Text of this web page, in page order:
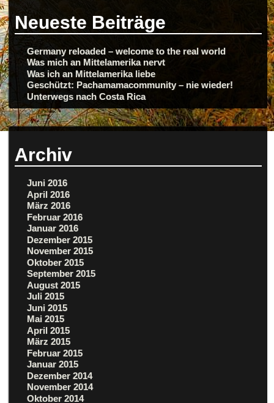
Neueste Beiträge
Germany reloaded – welcome to the real world
Was mich an Mittelamerika nervt
Was ich an Mittelamerika liebe
Geschützt: Pachamamacommunity – nie wieder!
Unterwegs nach Costa Rica
Archiv
Juni 2016
April 2016
März 2016
Februar 2016
Januar 2016
Dezember 2015
November 2015
Oktober 2015
September 2015
August 2015
Juli 2015
Juni 2015
Mai 2015
April 2015
März 2015
Februar 2015
Januar 2015
Dezember 2014
November 2014
Oktober 2014